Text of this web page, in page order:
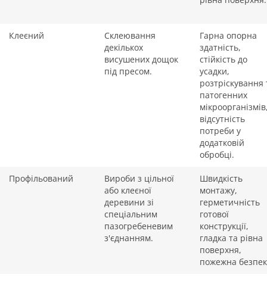
Клеєний
Склеювання
декількох
висушених дощок
під пресом.
Гарна опорна
здатність,
стійкість до
усадки,
розтріскування
патогенних
відсутність
потреби у
додатковій
обробці.
Профільований
Вироби з цільної
або клеєної
деревини зі
спеціальним
пазогребеневим
з'єднанням.
Швидкість
монтажу,
герметичність
готової
конструкції,
гладка та рівна
поверхня,
пожежна